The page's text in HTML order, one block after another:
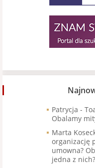
Patrycja -
Obalamy
Marta
organizację
umowna?
jedna z nich?